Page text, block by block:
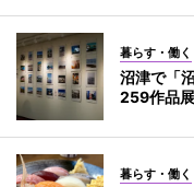
暮らす・働く
沼津で「
259作品
暮らす・働く